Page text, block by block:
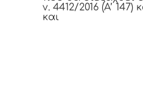
ν. 4412/2016 (Α’
και